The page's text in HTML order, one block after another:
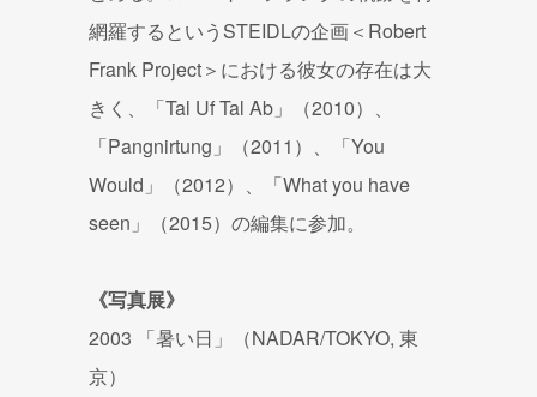
網羅するというSTEIDLの企画＜Robert
Frank Project＞における彼女の存在は大
きく、「Tal Uf Tal Ab」（2010）、
「Pangnirtung」（2011）、「You
Would」（2012）、「What you have
seen」（2015）の編集に参加。
《写真展》
2003 「暑い日」（NADAR/TOKYO, 東
京）